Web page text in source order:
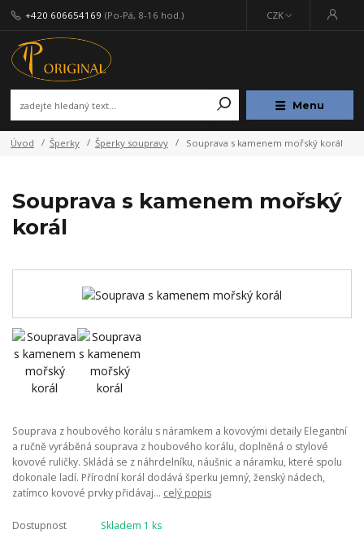
Menu
CZK
+420 606654169 (Po-Pá, 8-16 hod.)
Úvod Šperky Šperky soupravy Souprava s kamenem mořský korál
Souprava s kamenem mořský
korál
Souprava z houbového korálu s náramkem a kovovými detaily Elegantní
a ručně vyráběná souprava z houbového korálu, doplněná o stylové
kovové ruličky. Skládá se z náhrdelníku, náušnic a náramku, které spolu
dokonale ladí. Přírodní korál dodává šperku jemný, ženský nádech,
zatímco kovové prvky přidávaj... celý popis
Dostupnost Skladem 1 ks